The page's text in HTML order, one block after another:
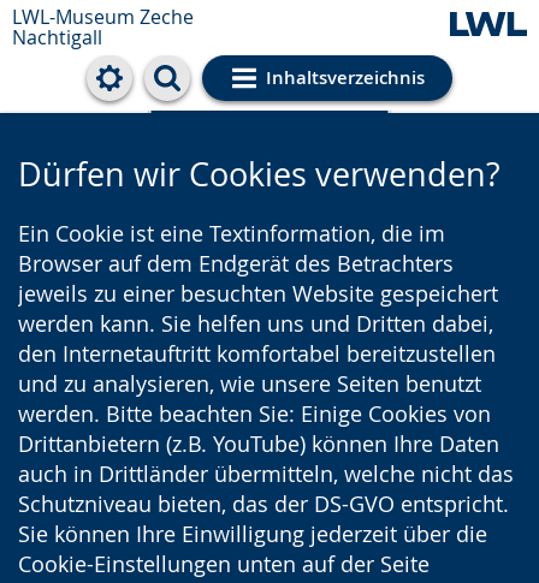
LWL-Museum Zeche
Nachtigall
Inhaltsverzeichnis
Cookie-Einstellungen
Dürfen wir Cookies verwenden?
Ein Cookie ist eine Textinformation, die im
Browser auf dem Endgerät des Betrachters
jeweils zu einer besuchten Website gespeichert
werden kann. Sie helfen uns und Dritten dabei,
den Internetauftritt komfortabel bereitzustellen
und zu analysieren, wie unsere Seiten benutzt
werden. Bitte beachten Sie: Einige Cookies von
Drittanbietern (z.B. YouTube) können Ihre Daten
auch in Drittländer übermitteln, welche nicht das
Schutzniveau bieten, das der DS-GVO entspricht.
Sie können Ihre Einwilligung jederzeit über die
Cookie-Einstellungen unten auf der Seite